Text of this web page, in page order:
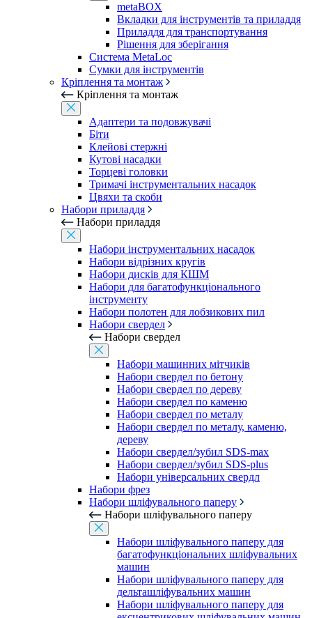
metaBOX
Вкладки для інструментів та приладдя
Приладдя для транспортування
Рішення для зберігання
Система MetaLoc
Сумки для інструментів
Кріплення та монтаж
Кріплення та монтаж
Адаптери та подовжувачі
Біти
Клейові стержні
Кутові насадки
Торцеві головки
Тримачі інструментальних насадок
Цвяхи та скоби
Набори приладдя
Набори приладдя
Набори інструментальних насадок
Набори відрізних кругів
Набори дисків для КШМ
Набори для багатофункціонального
інструменту
Набори полотен для лобзикових пил
Набори свердел
Набори свердел
Набори машинних мітчиків
Набори свердел по бетону
Набори свердел по дереву
Набори свердел по каменю
Набори свердел по металу
Набори свердел по металу, каменю,
дереву
Набори свердел/зубил SDS-max
Набори свердел/зубил SDS-plus
Набори універсальних свердл
Набори фрез
Набори шліфувального паперу
Набори шліфувального паперу
Набори шліфувального паперу для
багатофункціональних шліфувальних
машин
Набори шліфувального паперу для
дельташліфувальних машин
Набори шліфувального паперу для